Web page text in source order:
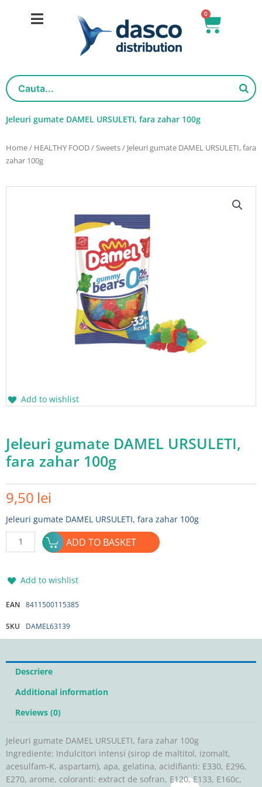
0
Basket
Jeleuri gumate DAMEL URSULETI, fara zahar 100g
Home/ HEALTHY FOOD/Sweets/ Jeleuri gumate DAMEL URSULETI, fara
zahar 100g
Add to wishlist
Jeleuri gumate DAMEL URSULETI,
fara zahar 100g
9,50 lei
Jeleuri gumate DAMEL URSULETI, fara zahar 100g
Jeleuri
gumate
URSULETI,
zahar
quantity
ADD TO BASKET
Add to wishlist
EAN 8411500115385
SKU DAMEL63139
Descriere
Additional information
Reviews (0)
Jeleuri gumate DAMEL URSULETI, fara zahar 100g
Ingrediente: Indulcitori intensi (sirop de maltitol, izomalt,
acesulfam-K, aspartam), apa, gelatina, acidifianti: E330, E296,
E270, arome, coloranti: extract de sofran, E120, E133, E160c,